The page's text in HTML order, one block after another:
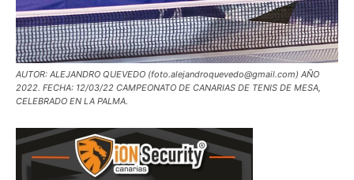
AUTOR: ALEJANDRO QUEVEDO (foto.alejandroquevedo@gmail.com) AÑO
2022. FECHA: 12/03/22 CAMPEONATO DE CANARIAS DE TENIS DE MESA,
CELEBRADO EN LA PALMA.